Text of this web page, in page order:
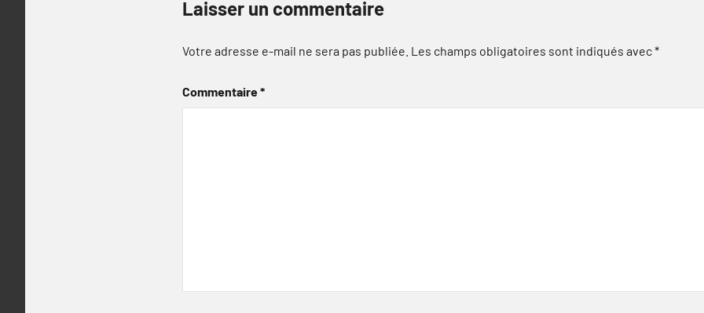
Laisser un commentaire
Votre adresse e-mail ne sera pas publiée. Les champs obligatoires sont indiqués avec*
Commentaire*